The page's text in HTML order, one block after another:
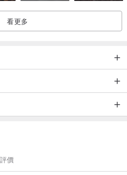
看更多
價